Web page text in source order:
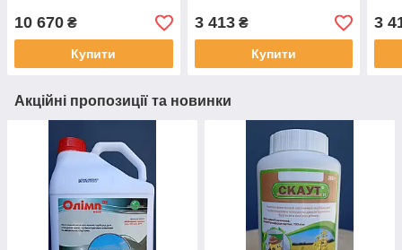
10 670 ₴
Купити
3 413₴
Купити
3
Акційні пропозиції та новинки